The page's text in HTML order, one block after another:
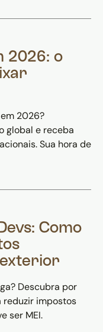
2026: o
2026?
global e receba
Sua hora de
Como
Descubra por
reduzir impostos
ser MEI.